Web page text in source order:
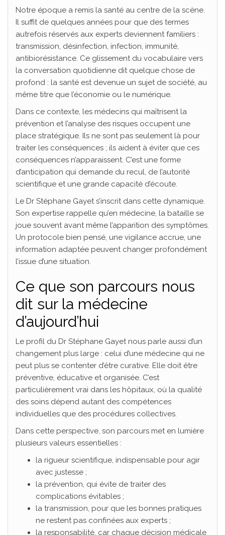
Notre époque a remis la santé au centre de la scène.
Il suffit de quelques années pour que des termes
autrefois réservés aux experts deviennent familiers :
transmission, désinfection, infection, immunité,
antibiorésistance. Ce glissement du vocabulaire vers
la conversation quotidienne dit quelque chose de
profond : la santé est devenue un sujet de société, au
même titre que l’économie ou le numérique.
Dans ce contexte, les médecins qui maîtrisent la
prévention et l’analyse des risques occupent une
place stratégique. Ils ne sont pas seulement là pour
traiter les conséquences ; ils aident à éviter que ces
conséquences n’apparaissent. C’est une forme
d’anticipation qui demande du recul, de l’autorité
scientifique et une grande capacité d’écoute.
Le Dr Stéphane Gayet s’inscrit dans cette dynamique.
Son expertise rappelle qu’en médecine, la bataille se
joue souvent avant même l’apparition des symptômes.
Un protocole bien pensé, une vigilance accrue, une
information adaptée peuvent changer profondément
l’issue d’une situation.
Ce que son parcours nous
dit sur la médecine
d’aujourd’hui
Le profil du Dr Stéphane Gayet nous parle aussi d’un
changement plus large : celui d’une médecine qui ne
peut plus se contenter d’être curative. Elle doit être
préventive, éducative et organisée. C’est
particulièrement vrai dans les hôpitaux, où la qualité
des soins dépend autant des compétences
individuelles que des procédures collectives.
Dans cette perspective, son parcours met en lumière
plusieurs valeurs essentielles :
la rigueur scientifique, indispensable pour agir
avec justesse ;
la prévention, qui évite de traiter des
complications évitables ;
la transmission, pour que les bonnes pratiques
ne restent pas confinées aux experts ;
la responsabilité, car chaque décision médicale